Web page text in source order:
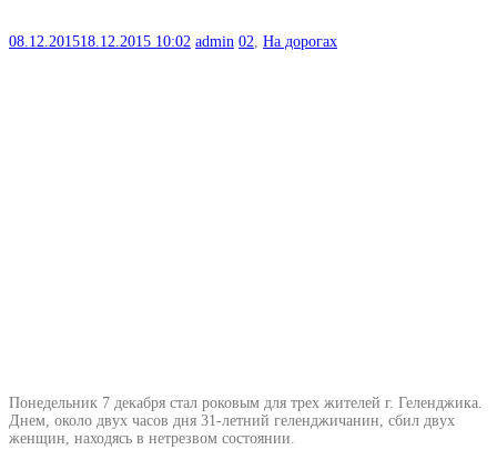
08.12.201518.12.2015 10:02 admin 02 На дорогах
Понедельник 7 декабря стал роковым для трех жителей г. Геленджика.
Днем, около двух часов дня 31-летний геленджичанин, сбил двух
женщин, находясь в нетрезвом состоянии.